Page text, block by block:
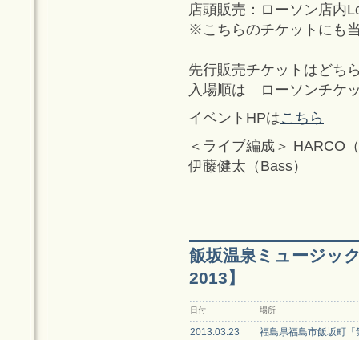
店頭販売：ローソン店内
※こちらのチケットにも
先行販売チケットはどち
入場順は ローソンチケ
イベントHPはこちら
＜ライブ編成＞ HARCO
伊藤健太（Bass）
飯坂温泉ミュージッ
2013】
日付 場所
2013.03.23
福島県福島市飯坂町「